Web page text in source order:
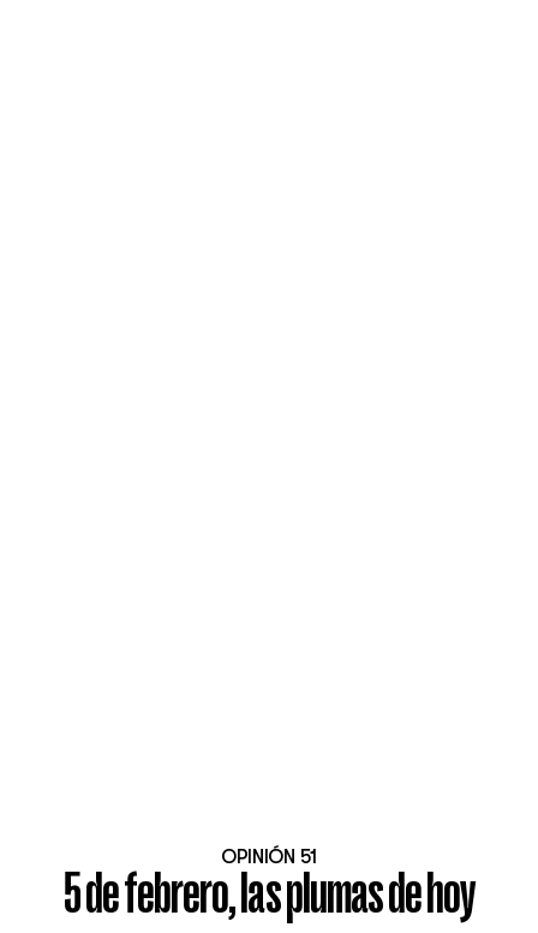
OPINIÓN 51
5 de febrero, las plumas de hoy